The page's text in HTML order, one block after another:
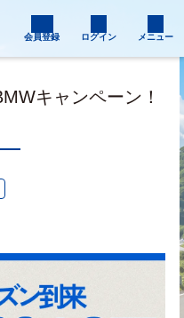
会員登録 ログイン メニュー
キャンペーン！